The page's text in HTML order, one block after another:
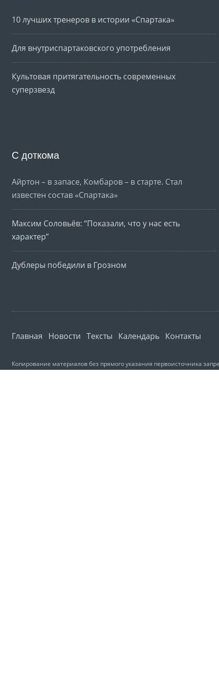
10 лучших тренеров в истории «Спартака»
Для внутриспартаковского употребления
Культовая притягательность современных
суперзвезд
С доткома
Айртон – в запасе, Комбаров – в старте. Стал
известен состав «Спартака»
Максим Соловьёв: “Показали, что у нас есть
характер”
Дублеры победили в Грозном
Главная Новости Тексты Календарь Контакты
Копирование материалов без прямого указания первоисточника